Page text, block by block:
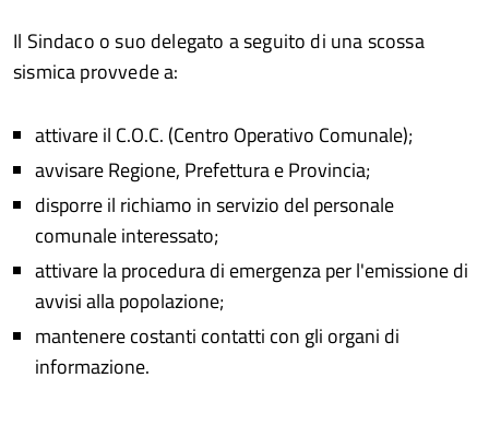
Il Sindaco o suo delegato a seguito di una scossa
sismica provvede a:
attivare il C.O.C. (Centro Operativo Comunale);
avvisare Regione, Prefettura e Provincia;
disporre il richiamo in servizio del personale
comunale interessato;
attivare la procedura di emergenza per l'emissione di
avvisi alla popolazione;
mantenere costanti contatti con gli organi di
informazione.